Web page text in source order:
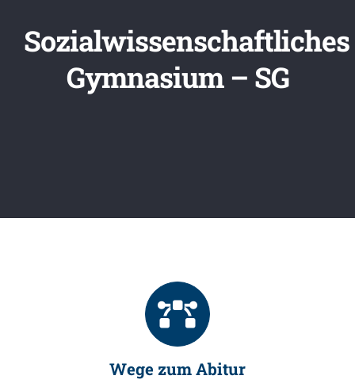
Sozialwissenschaftliches
Gymnasium – SG
Wege zum Abitur